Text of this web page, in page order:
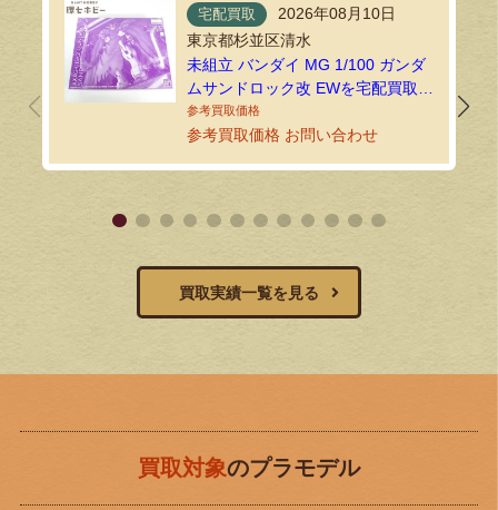
宅配買取
2026年08月10日
東京都杉並区清水
未組立 バンダイ MG 1/100 ガンダ
ムサンドロック改 EWを宅配買取に
てお送りいただきました！
参考買取価格 お問い合わせ
買取実績一覧を見る
買取対象のプラモデル